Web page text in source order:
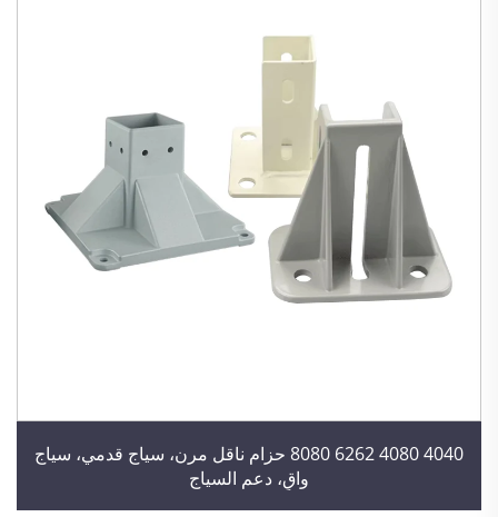
4040 4080 6262 8080 حزام ناقل مرن، سياج قدمي، سياج
واقٍ، دعم السياج